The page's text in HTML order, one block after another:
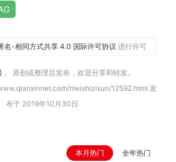
名-相同方式共享 4.0 国际许可协议 进行许可
」 原创或整理后发布，欢迎分享和转发。
meishizixun/12592.html 发
布于 2019年10月30日
本月热门 全年热门